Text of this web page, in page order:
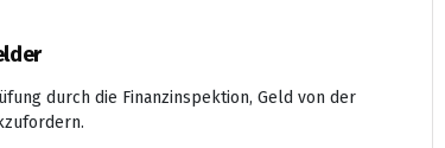
durch die Finanzinspektion, Geld von der